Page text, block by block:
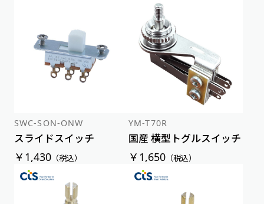
SWC-SON-ONW
スライドスイッチ
￥1,430（税込）
YM-T70R
国産 横型トグルスイッチ
￥1,650 （税込）